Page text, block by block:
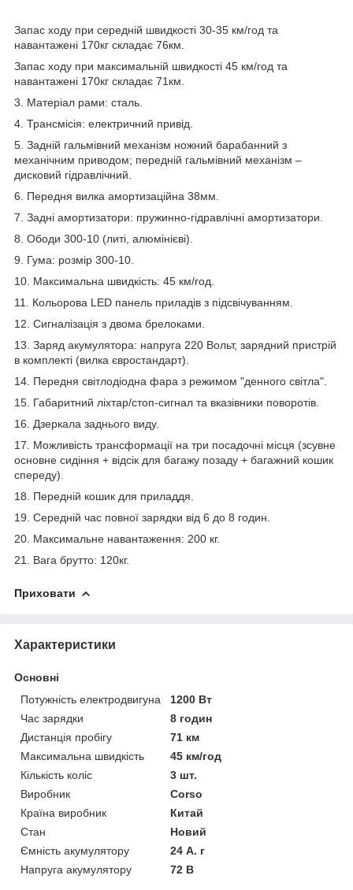
Запас ходу при середній швидкості 30-35 км/год та
навантажені 170кг складає 76км.
Запас ходу при максимальній швидкості 45 км/год та
навантажені 170кг складає 71км.
3. Матеріал рами: сталь.
4. Трансмісія: електричний привід.
5. Задній гальмівний механізм ножний барабанний з
механічним приводом; передній гальмівний механізм –
дисковий гідравлічний.
6. Передня вилка амортизаційна 38мм.
7. Задні амортизатори: пружинно-гідравлічні амортизатори.
8. Ободи 300-10 (литі, алюмінієві).
9. Гума: розмір 300-10.
10. Максимальна швидкість: 45 км/год.
11. Кольорова LED панель приладів з підсвічуванням.
12. Сигналізація з двома брелоками.
13. Заряд акумулятора: напруга 220 Вольт, зарядний пристрій
в комплекті (вилка євростандарт).
14. Передня світлодіодна фара з режимом "денного світла".
15. Габаритний ліхтар/стоп-сигнал та вказівники поворотів.
16. Дзеркала заднього виду.
17. Можливість трансформації на три посадочні місця (зсувне
основне сидіння + відсік для багажу позаду + багажний кошик
спереду).
18. Передній кошик для приладдя.
19. Середній час повної зарядки від 6 до 8 годин.
20. Максимальне навантаження: 200 кг.
21. Вага брутто: 120кг.
Приховати
Характеристики
Основні
Потужність електродвигуна
1200 Вт
Час зарядки
8 годин
Дистанція пробігу
71 км
Максимальна швидкість
45 км/год
Кількість коліс
3 шт.
Виробник
Corso
Країна виробник
Китай
Стан
Новий
Ємність акумулятору
24 А. г
Напруга акумулятору
72 В